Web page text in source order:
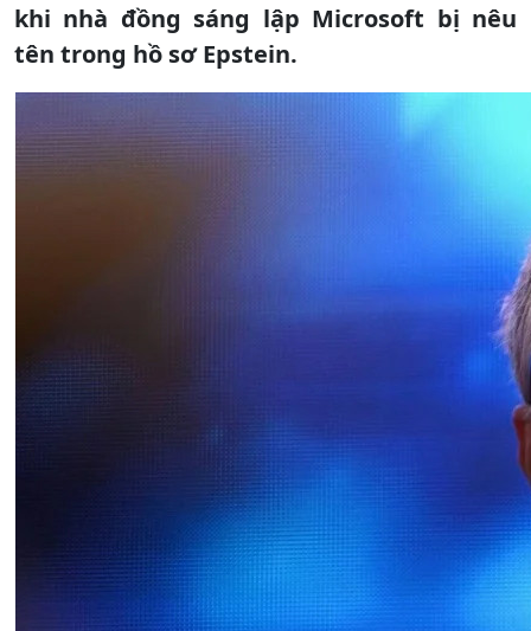
khi nhà đồng sáng lập Microsoft bị nêu
tên trong hồ sơ Epstein.